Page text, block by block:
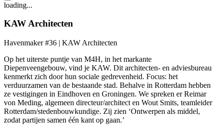
loading...
KAW Architecten
Havenmaker #36 | KAW Architecten
Op het uiterste puntje van M4H, in het markante
Diepenveengebouw, vind je KAW. Dit architecten- en adviesbureau
kenmerkt zich door hun sociale gedrevenheid. Focus: het
verduurzamen van de bestaande stad. Behalve in Rotterdam hebben
ze vestigingen in Eindhoven en Groningen. We spreken er Reimar
von Meding, algemeen directeur/architect en Wout Smits, teamleider
Rotterdam/stedenbouwkundige. Zij zien ‘Ontwerpen als middel,
zodat partijen samen één kant op gaan.’